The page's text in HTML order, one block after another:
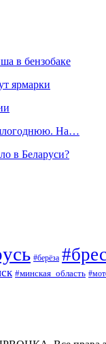
в бензобаке
ярмарки
На…
в Беларуси?
#берёза
#минская_область